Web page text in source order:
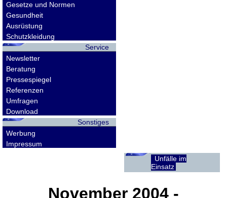
Gesetze und Normen
Gesundheit
Ausrüstung
Schutzkleidung
Service
Newsletter
Beratung
Pressespiegel
Referenzen
Umfragen
Download
Sonstiges
Werbung
Impressum
Unfälle im
Einsatz
November 2004 -